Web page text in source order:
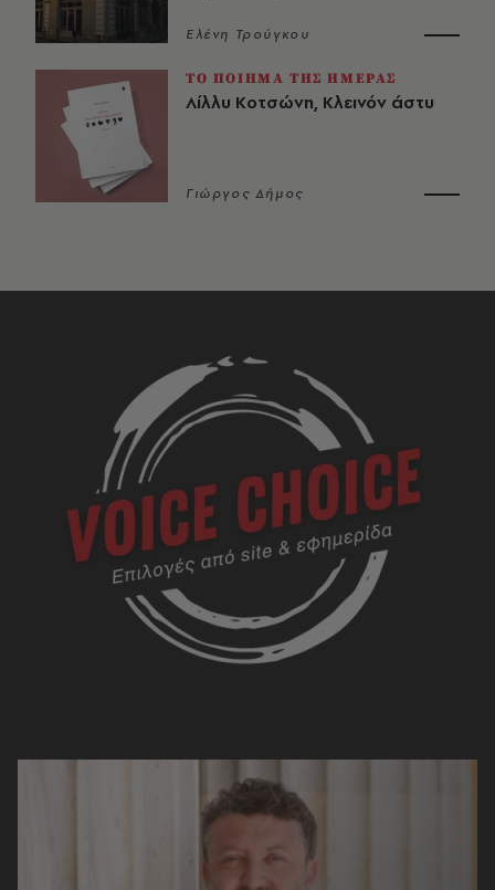
Ελένη Τρούγκου
ΤΟ ΠΟΙΗΜΑ ΤΗΣ ΗΜΕΡΑΣ
Λίλλυ Κοτσώνη, Κλεινόν άστυ
Γιώργος Δήμος